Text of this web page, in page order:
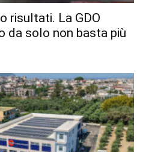
risultati. La GDO
da solo non basta più